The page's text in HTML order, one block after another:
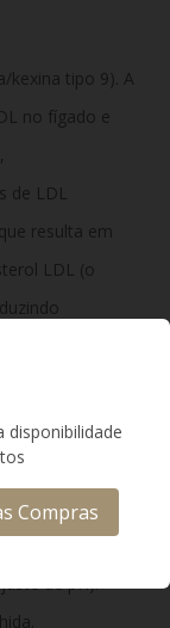
kexina tipo 9). A
no fígado e
de LDL
resulta em
LDL (o
mg
de pH).
disponibilidade
Compras